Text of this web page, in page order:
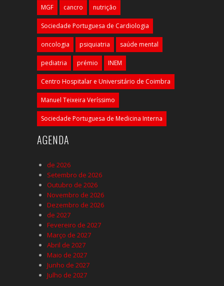
MGF cancro nutrição
Sociedade Portuguesa de Cardiologia
oncologia psiquiatria saúde mental
pediatria prémio INEM
Centro Hospitalar e Universitário de Coimbra
Manuel Teixeira Veríssimo
Sociedade Portuguesa de Medicina Interna
AGENDA
de 2026
Setembro de 2026
Outubro de 2026
Novembro de 2026
Dezembro de 2026
de 2027
Fevereiro de 2027
Março de 2027
Abril de 2027
Maio de 2027
Junho de 2027
Julho de 2027